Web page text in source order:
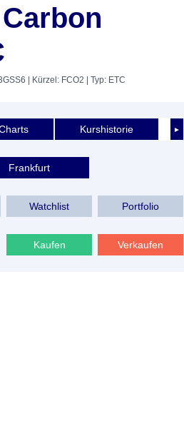
| Kürzel: FCO2 | Typ: ETC
►
Kurshistorie
Frankfurt
Watchlist Portfolio
Kaufen Verkaufen